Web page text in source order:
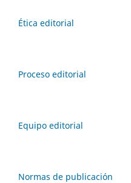
Ética editorial
Proceso editorial
Equipo editorial
Normas de publicación